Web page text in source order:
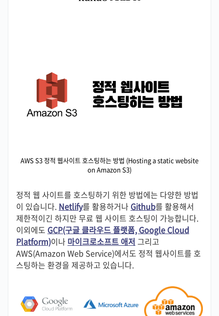
AWS S3 정적 웹사이트 호스팅하는 방법 (Hosting a static website
on Amazon S3)
정적 웹 사이트를 호스팅하기 위한 방법에는 다양한 방법
이 있습니다. Netlify를 활용하거나 Github를 활용해서
제한적이긴 하지만 무료 웹 사이트 호스팅이 가능합니다.
이외에도 GCP(구글 클라우드 플랫폼, Google Cloud
Platform)이나 마이크로소프트 애저 그리고
AWS(Amazon Web Service)에서도 정적 웹사이트를 호
스팅하는 환경을 제공하고 있습니다.